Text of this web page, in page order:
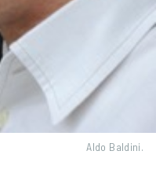
Aldo Baldini.